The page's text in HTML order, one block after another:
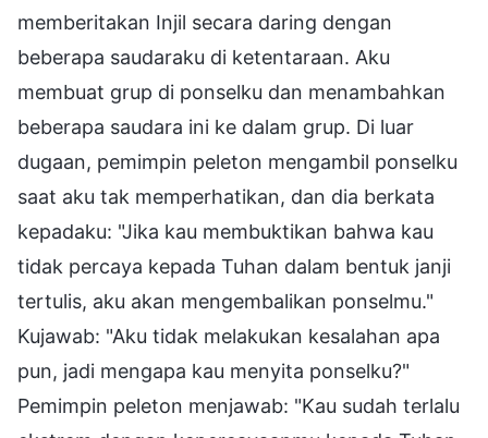
memberitakan Injil secara daring dengan
beberapa saudaraku di ketentaraan. Aku
membuat grup di ponselku dan menambahkan
beberapa saudara ini ke dalam grup. Di luar
dugaan, pemimpin peleton mengambil ponselku
saat aku tak memperhatikan, dan dia berkata
kepadaku: "Jika kau membuktikan bahwa kau
tidak percaya kepada Tuhan dalam bentuk janji
tertulis, aku akan mengembalikan ponselmu."
Kujawab: "Aku tidak melakukan kesalahan apa
pun, jadi mengapa kau menyita ponselku?"
Pemimpin peleton menjawab: "Kau sudah terlalu